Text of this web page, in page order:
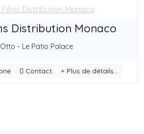
Distribution Monaco
- Le Patio Palace
Contact Plus de détails...